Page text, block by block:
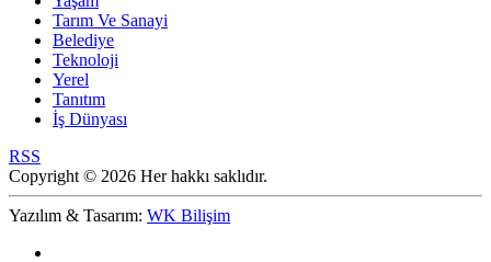
Tarım Ve Sanayi
Belediye
Teknoloji
Yerel
Tanıtım
İş Dünyası
RSS
Copyright © 2026 Her hakkı saklıdır.
Yazılım & Tasarım: WK Bilişim